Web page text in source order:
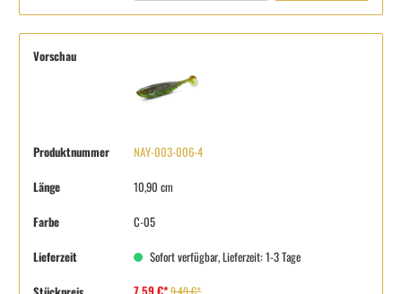
Vorschau
Produktnummer NAY-003-006-4
Länge 10,90 cm
Farbe C-05
Lieferzeit Sofort verfügbar, Lieferzeit: 1-3 Tage
9,49 €*